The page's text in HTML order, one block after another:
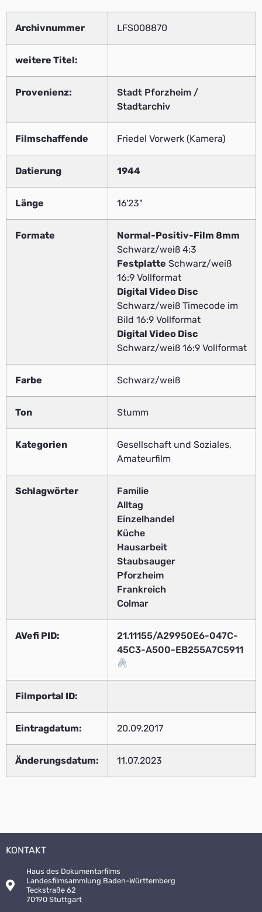
Archivnummer LFS008870
weitere Titel:
Provenienz:
Stadt Pforzheim /
Stadtarchiv
Filmschaffende Friedel Vorwerk (Kamera)
Datierung 1944
Länge 16'23"
Formate
Normal-Positiv-Film 8mm
Schwarz/weiß 4:3
Festplatte Schwarz/weiß
16:9 Vollformat
Digital Video Disc
Schwarz/weiß Timecode im
Bild 16:9 Vollformat
Digital Video Disc
Schwarz/weiß 16:9 Vollformat
Farbe Schwarz/weiß
Ton Stumm
Kategorien
Gesellschaft und Soziales,
Amateurfilm
Schlagwörter
Familie
Alltag
Einzelhandel
Küche
Hausarbeit
Staubsauger
Pforzheim
Frankreich
Colmar
AVefi PID:
21.11155/A29950E6-047C-
45C3-A500-EB255A7C5911
Filmportal ID:
Eintragdatum: 20.09.2017
Änderungsdatum: 11.07.2023
KONTAKT
Haus des Dokumentarfilms
Landesfilmsammlung Baden-Württemberg
Teckstraße 62
70190 Stuttgart